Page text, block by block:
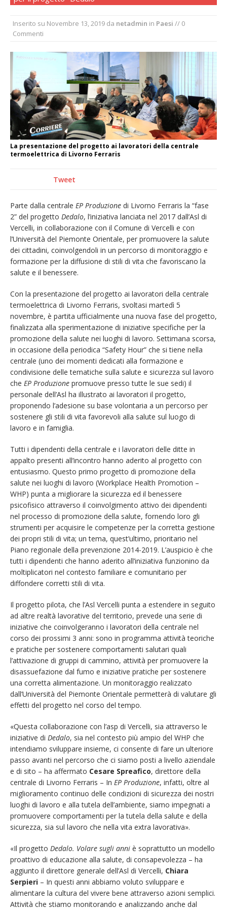
La Pro verso l’avvio della Stagione
carnevale di Santhià. La soddisfazione della
Pro Loco
Dieci anni fa l’ingresso a Vercelli
dell’arcivescovo mons. Marco Arnolfo
Inserito su Novembre 13, 2019 da netadmin in Paesi // 0
Commenti
La presentazione del progetto ai lavoratori della centrale
termoelettrica di Livorno Ferraris
Tweet
Parte dalla centrale EP Produzione di Livorno Ferraris la “fase
2” del progetto Dedalo, l’iniziativa lanciata nel 2017 dall’Asl di
Vercelli, in collaborazione con il Comune di Vercelli e con
l’Università del Piemonte Orientale, per promuovere la salute
dei cittadini, coinvolgendoli in un percorso di monitoraggio e
formazione per la diffusione di stili di vita che favoriscano la
salute e il benessere.
Con la presentazione del progetto ai lavoratori della centrale
termoelettrica di Livorno Ferraris, svoltasi martedì 5
novembre, è partita ufficialmente una nuova fase del progetto,
finalizzata alla sperimentazione di iniziative specifiche per la
promozione della salute nei luoghi di lavoro. Settimana scorsa,
in occasione della periodica “Safety Hour” che si tiene nella
centrale (uno dei momenti dedicati alla formazione e
condivisione delle tematiche sulla salute e sicurezza sul lavoro
che EP Produzione promuove presso tutte le sue sedi) il
personale dell’Asl ha illustrato ai lavoratori il progetto,
proponendo l’adesione su base volontaria a un percorso per
sostenere gli stili di vita favorevoli alla salute sul luogo di
lavoro e in famiglia.
Tutti i dipendenti della centrale e i lavoratori delle ditte in
appalto presenti all’incontro hanno aderito al progetto con
entusiasmo. Questo primo progetto di promozione della
salute nei luoghi di lavoro (Workplace Health Promotion –
WHP) punta a migliorare la sicurezza ed il benessere
psicofisico attraverso il coinvolgimento attivo dei dipendenti
nel processo di promozione della salute, fornendo loro gli
strumenti per acquisire le competenze per la corretta gestione
dei propri stili di vita; un tema, quest’ultimo, prioritario nel
Piano regionale della prevenzione 2014-2019. L’auspicio è che
tutti i dipendenti che hanno aderito all’iniziativa funzionino da
moltiplicatori nel contesto familiare e comunitario per
diffondere corretti stili di vita.
Il progetto pilota, che l’Asl Vercelli punta a estendere in seguito
ad altre realtà lavorative del territorio, prevede una serie di
iniziative che coinvolgeranno i lavoratori della centrale nel
corso dei prossimi 3 anni: sono in programma attività teoriche
e pratiche per sostenere comportamenti salutari quali
l’attivazione di gruppi di cammino, attività per promuovere la
disassuefazione dal fumo e iniziative pratiche per sostenere
una corretta alimentazione. Un monitoraggio realizzato
dall’Università del Piemonte Orientale permetterà di valutare gli
effetti del progetto nel corso del tempo.
«Questa collaborazione con l’asp di Vercelli, sia attraverso le
iniziative di Dedalo, sia nel contesto più ampio del WHP che
intendiamo sviluppare insieme, ci consente di fare un ulteriore
passo avanti nel percorso che ci siamo posti a livello aziendale
e di sito – ha affermato Cesare Spreafico, direttore della
centrale di Livorno Ferraris – In EP Produzione, infatti, oltre al
miglioramento continuo delle condizioni di sicurezza dei nostri
luoghi di lavoro e alla tutela dell’ambiente, siamo impegnati a
promuovere comportamenti per la tutela della salute e della
sicurezza, sia sul lavoro che nella vita extra lavorativa».
«Il progetto Dedalo. Volare sugli anni è soprattutto un modello
proattivo di educazione alla salute, di consapevolezza – ha
aggiunto il direttore generale dell’Asl di Vercelli, Chiara
Serpieri – In questi anni abbiamo voluto sviluppare e
alimentare la cultura del vivere bene attraverso azioni semplici.
Attività che stiamo monitorando e analizzando anche dal